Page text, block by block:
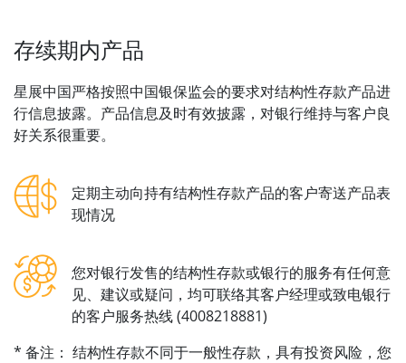
存续期内产品
星展中国严格按照中国银保监会的要求对结构性存款产品进
行信息披露。产品信息及时有效披露，对银行维持与客户良
好关系很重要。
定期主动向持有结构性存款产品的客户寄送产品表
现情况
您对银行发售的结构性存款或银行的服务有任何意
见、建议或疑问，均可联络其客户经理或致电银行
的客户服务热线 (4008218881)
* 备注： 结构性存款不同于一般性存款，具有投资风险，您